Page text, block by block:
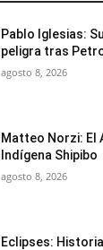
Pablo Iglesias:
peligra tras
agosto 8, 2026
Matteo Norzi: El
Indígena Shipibo
agosto 8, 2026
Eclipses: